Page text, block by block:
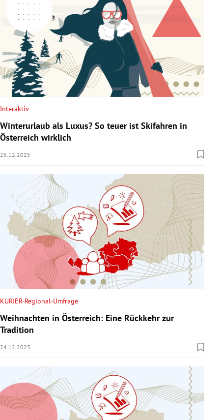
Interaktiv
Winterurlaub als Luxus? So teuer ist Skifahren in
Österreich wirklich
25.12.2025
KURIER-Regional-Umfrage
Weihnachten in Österreich: Eine Rückkehr zur
Tradition
24.12.2025